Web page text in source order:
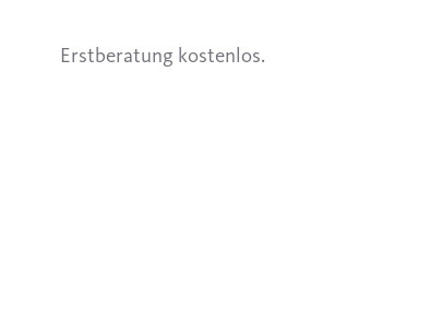
Erstberatung kostenlos.